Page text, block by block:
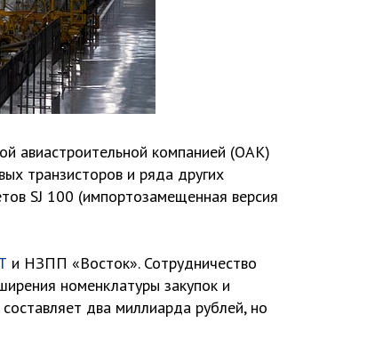
авиастроительной компанией (ОАК)
транзисторов и ряда других
SJ 100 (импортозамещенная версия
и НЗПП «Восток». Сотрудничество
номенклатуры закупок и
два миллиарда рублей, но